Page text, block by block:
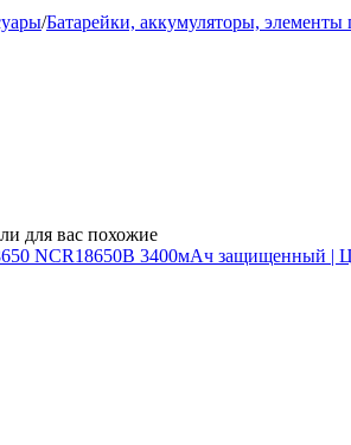
/Батарейки, аккумуляторы, элементы
для вас похожие
NCR18650B 3400мАч защищенный |